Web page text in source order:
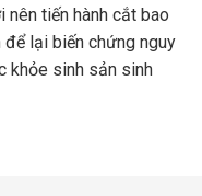
nên tiến hành cắt bao
để lại biến chứng nguy
khỏe sinh sản sinh